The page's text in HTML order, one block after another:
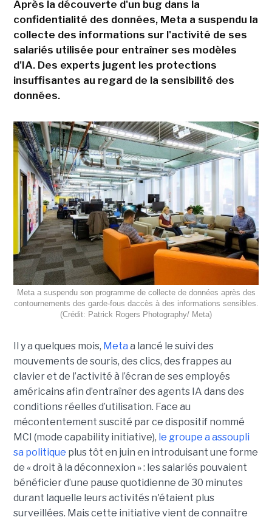
Après la découverte d'un bug dans la
confidentialité des données, Meta a suspendu la
collecte des informations sur l'activité de ses
salariés utilisée pour entraîner ses modèles
d'IA. Des experts jugent les protections
insuffisantes au regard de la sensibilité des
données.
Meta a suspendu son programme de collecte de données après des
contournements des garde-fous daccès à des informations sensibles.
(Crédit: Patrick Rogers Photography/ Meta)
Il y a quelques mois, Meta a lancé le suivi des
mouvements de souris, des clics, des frappes au
clavier et de l’activité à l’écran de ses employés
américains afin d’entraîner des agents IA dans des
conditions réelles d’utilisation. Face au
mécontentement suscité par ce dispositif nommé
MCI (mode capability initiative), le groupe a assoupli
sa politique plus tôt en juin en introduisant une forme
de « droit à la déconnexion » : les salariés pouvaient
bénéficier d’une pause quotidienne de 30 minutes
durant laquelle leurs activités n'étaient plus
surveillées. Mais cette initiative vient de connaître